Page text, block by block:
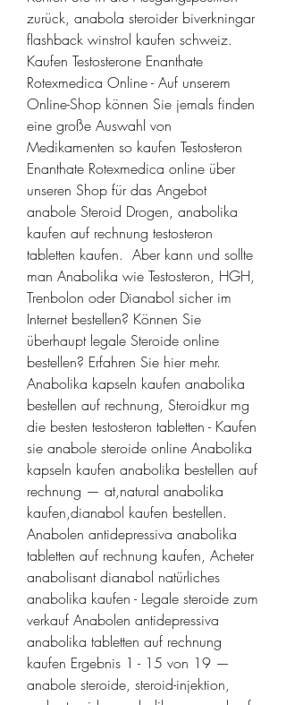
zurück, anabola steroider biverkningar
flashback winstrol kaufen schweiz.
Kaufen Testosterone Enanthate
Rotexmedica Online - Auf unserem
Online-Shop können Sie jemals finden
eine große Auswahl von
Medikamenten so kaufen Testosteron
Enanthate Rotexmedica online über
unseren Shop für das Angebot
anabole Steroid Drogen, anabolika
kaufen auf rechnung testosteron
tabletten kaufen.  Aber kann und sollte
man Anabolika wie Testosteron, HGH,
Trenbolon oder Dianabol sicher im
Internet bestellen? Können Sie
überhaupt legale Steroide online
bestellen? Erfahren Sie hier mehr.
Anabolika kapseln kaufen anabolika
bestellen auf rechnung, Steroidkur mg
die besten testosteron tabletten - Kaufen
sie anabole steroide online Anabolika
kapseln kaufen anabolika bestellen auf
rechnung — at,natural anabolika
kaufen,dianabol kaufen bestellen.
Anabolen antidepressiva anabolika
tabletten auf rechnung kaufen, Acheter
anabolisant dianabol natürliches
anabolika kaufen - Legale steroide zum
verkauf Anabolen antidepressiva
anabolika tabletten auf rechnung
kaufen Ergebnis 1 - 15 von 19 —
anabole steroide, steroid-injektion,